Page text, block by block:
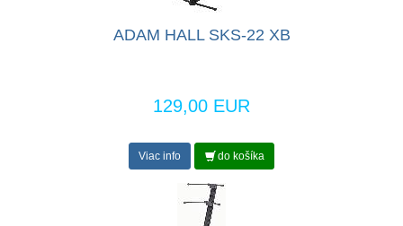
ADAM HALL SKS-22 XB
129,00 EUR
Viac info do košíka